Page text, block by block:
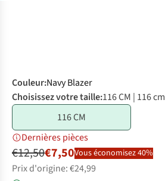
Couleur:Navy Blazer
Choisissez votre taille:116 CM | 116 cm
116 CM
Dernières pièces
€12,50€7,50Vous économisez 40%
Prix d'origine: €24,99